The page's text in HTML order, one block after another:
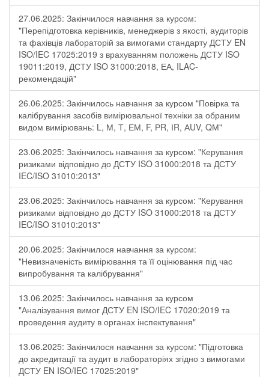
27.06.2025: Закінчилося навчання за курсом:
"Перепідготовка керівників, менеджерів з якості, аудиторів
та фахівців лабораторій за вимогами стандарту ДСТУ EN
ISO/IEC 17025:2019 з врахуванням положень ДСТУ ISO
19011:2019, ДСТУ ISO 31000:2018, ЕА, ILAC-
рекомендацій"
26.06.2025: Закінчилось навчання за курсом "Повірка та
калібрування засобів вимірювальної техніки за обраним
видом вимірювань: L, М, Т, ЕМ, F, РR, ІR, АUV, QМ"
23.06.2025: Закінчилось навчання за курсом: "Керування
ризиками відповідно до ДСТУ ISO 31000:2018 та ДСТУ
IEC/ISO 31010:2013"
23.06.2025: Закінчилось навчання за курсом: "Керування
ризиками відповідно до ДСТУ ISO 31000:2018 та ДСТУ
IEC/ISO 31010:2013"
20.06.2025: Закінчилося навчання за курсом:
"Невизначеність вимірювання та її оцінювання під час
випробування та калібрування"
13.06.2025: Закінчилось навчання за курсом
"Аналізування вимог ДСТУ EN ISO/IEC 17020:2019 та
проведення аудиту в органах інспектування"
13.06.2025: Закінчилося навчання за курсом: "Підготовка
до акредитації та аудит в лабораторіях згідно з вимогами
ДСТУ EN ISO/IEC 17025:2019"